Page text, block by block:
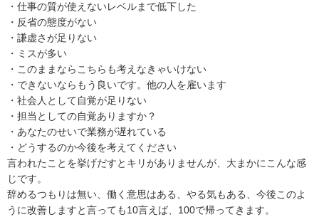
・仕事の質が使えないレベルまで低下した
・反省の態度がない
・謙虚さが足りない
・ミスが多い
・このままならこちらも考えなきゃいけない
・できないならもう良いです。他の人を雇います
・社会人として自覚が足りない
・担当としての自覚ありますか？
・あなたのせいで業務が遅れている
・どうするのか今後を考えてください
言われたことを挙げだすとキリがありませんが、大まかにこんな感
じです。
辞めるつもりは無い、働く意思はある、やる気もある、今後このよ
うに改善しますと言っても10言えば、100で帰ってきます。